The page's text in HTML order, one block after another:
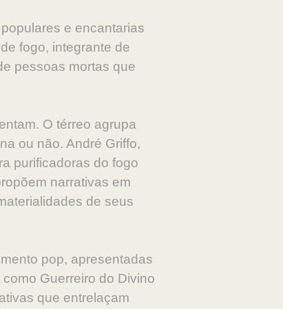
e encantarias
fogo, integrante de
pessoas mortas que
O térreo agrupa
ou não. André Griffo,
purificadoras do fogo
narrativas em
de seus
pop, apresentadas
Guerreiro do Divino
que entrelaçam